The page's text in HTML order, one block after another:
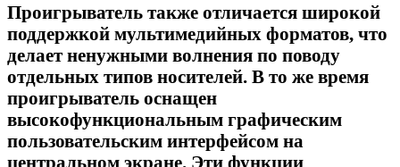
Проигрыватель также отличается широкой
поддержкой мультимедийных форматов, что
делает ненужными волнения по поводу
отдельных типов носителей. В то же время
проигрыватель оснащен
высокофункциональным графическим
пользовательским интерфейсом на
центральном экране. Эти функции